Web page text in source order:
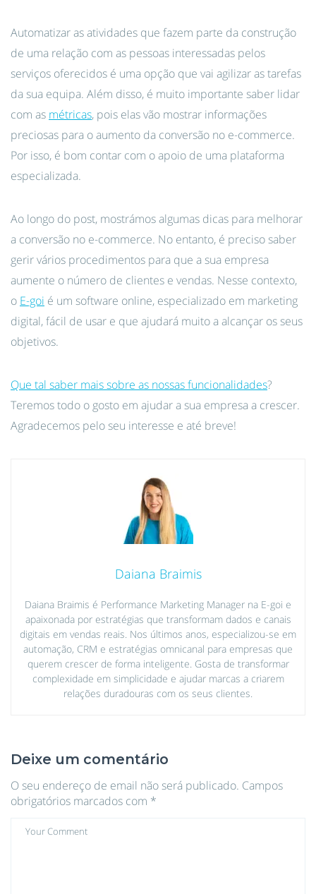
Automatizar as atividades que fazem parte da construção
de uma relação com as pessoas interessadas pelos
serviços oferecidos é uma opção que vai agilizar as tarefas
da sua equipa. Além disso, é muito importante saber lidar
com as métricas, pois elas vão mostrar informações
preciosas para o aumento da conversão no e-commerce.
Por isso, é bom contar com o apoio de uma plataforma
especializada.
Ao longo do post, mostrámos algumas dicas para melhorar
a conversão no e-commerce. No entanto, é preciso saber
gerir vários procedimentos para que a sua empresa
aumente o número de clientes e vendas. Nesse contexto,
o E-goi é um software online, especializado em marketing
digital, fácil de usar e que ajudará muito a alcançar os seus
objetivos.
Que tal saber mais sobre as nossas funcionalidades?
Teremos todo o gosto em ajudar a sua empresa a crescer.
Agradecemos pelo seu interesse e até breve!
Daiana Braimis
Daiana Braimis é Performance Marketing Manager na E-goi e
apaixonada por estratégias que transformam dados e canais
digitais em vendas reais. Nos últimos anos, especializou-se em
automação, CRM e estratégias omnicanal para empresas que
querem crescer de forma inteligente. Gosta de transformar
complexidade em simplicidade e ajudar marcas a criarem
relações duradouras com os seus clientes.
Deixe um comentário
O seu endereço de email não será publicado. Campos
obrigatórios marcados com *